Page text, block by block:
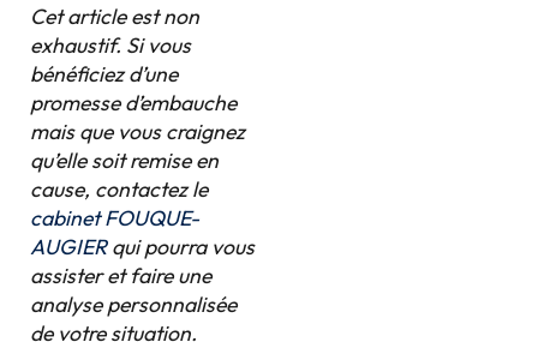
Cet article est non
exhaustif. Si vous
bénéficiez d’une
promesse d’embauche
mais que vous craignez
qu’elle soit remise en
cause, contactez le
cabinet FOUQUE-
AUGIERqui pourra vous
assister et faire une
analyse personnalisée
de votre situation.